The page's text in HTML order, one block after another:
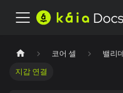
코어 셀
밸리
지갑 연결